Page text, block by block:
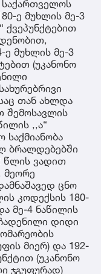
საქართველოს
ე მუხლის მე-3
ქვეპუნქტებით
ე მუხლის მე-3
(უკანონო
თან ახლდა
შემოსავლის
,,ა“
საქმიანობა
ბრალდებებში
წლის ვადით
მეორე
ცნო
კოდექსის 180-
მე-4 ნაწილის
დიდი
მიერ) და 192-
(უკანონო
ჯგუფურად)